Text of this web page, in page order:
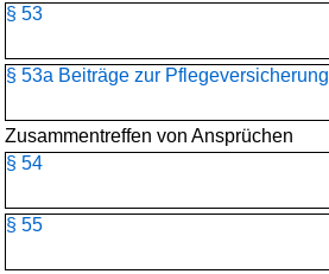
§ 53
§ 53a Beiträge zur Pflegeversicherung
Zusammentreffen von Ansprüchen
§ 54
§ 55